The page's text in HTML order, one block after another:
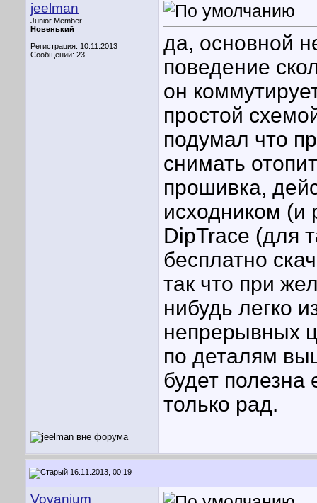
jeelman
Junior Member
Новенький
Регистрация: 10.11.2013
Сообщений: 23
да, основной
поведение
он
простой
подумал что
снимать
прошивка,
исходником (и
DipTrace (для
бесплатно
так что при
нибудь легко
непрерывных
по деталям
будет
только рад.
16.11.2013, 00:19
Vovanium